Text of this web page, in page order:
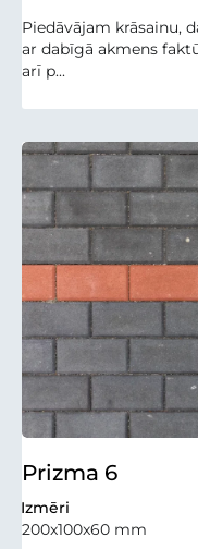
Piedāvājam krāsainu,
ar dabīgā akmens
arī p...
Prizma 6
Izmēri
200x100x60 mm